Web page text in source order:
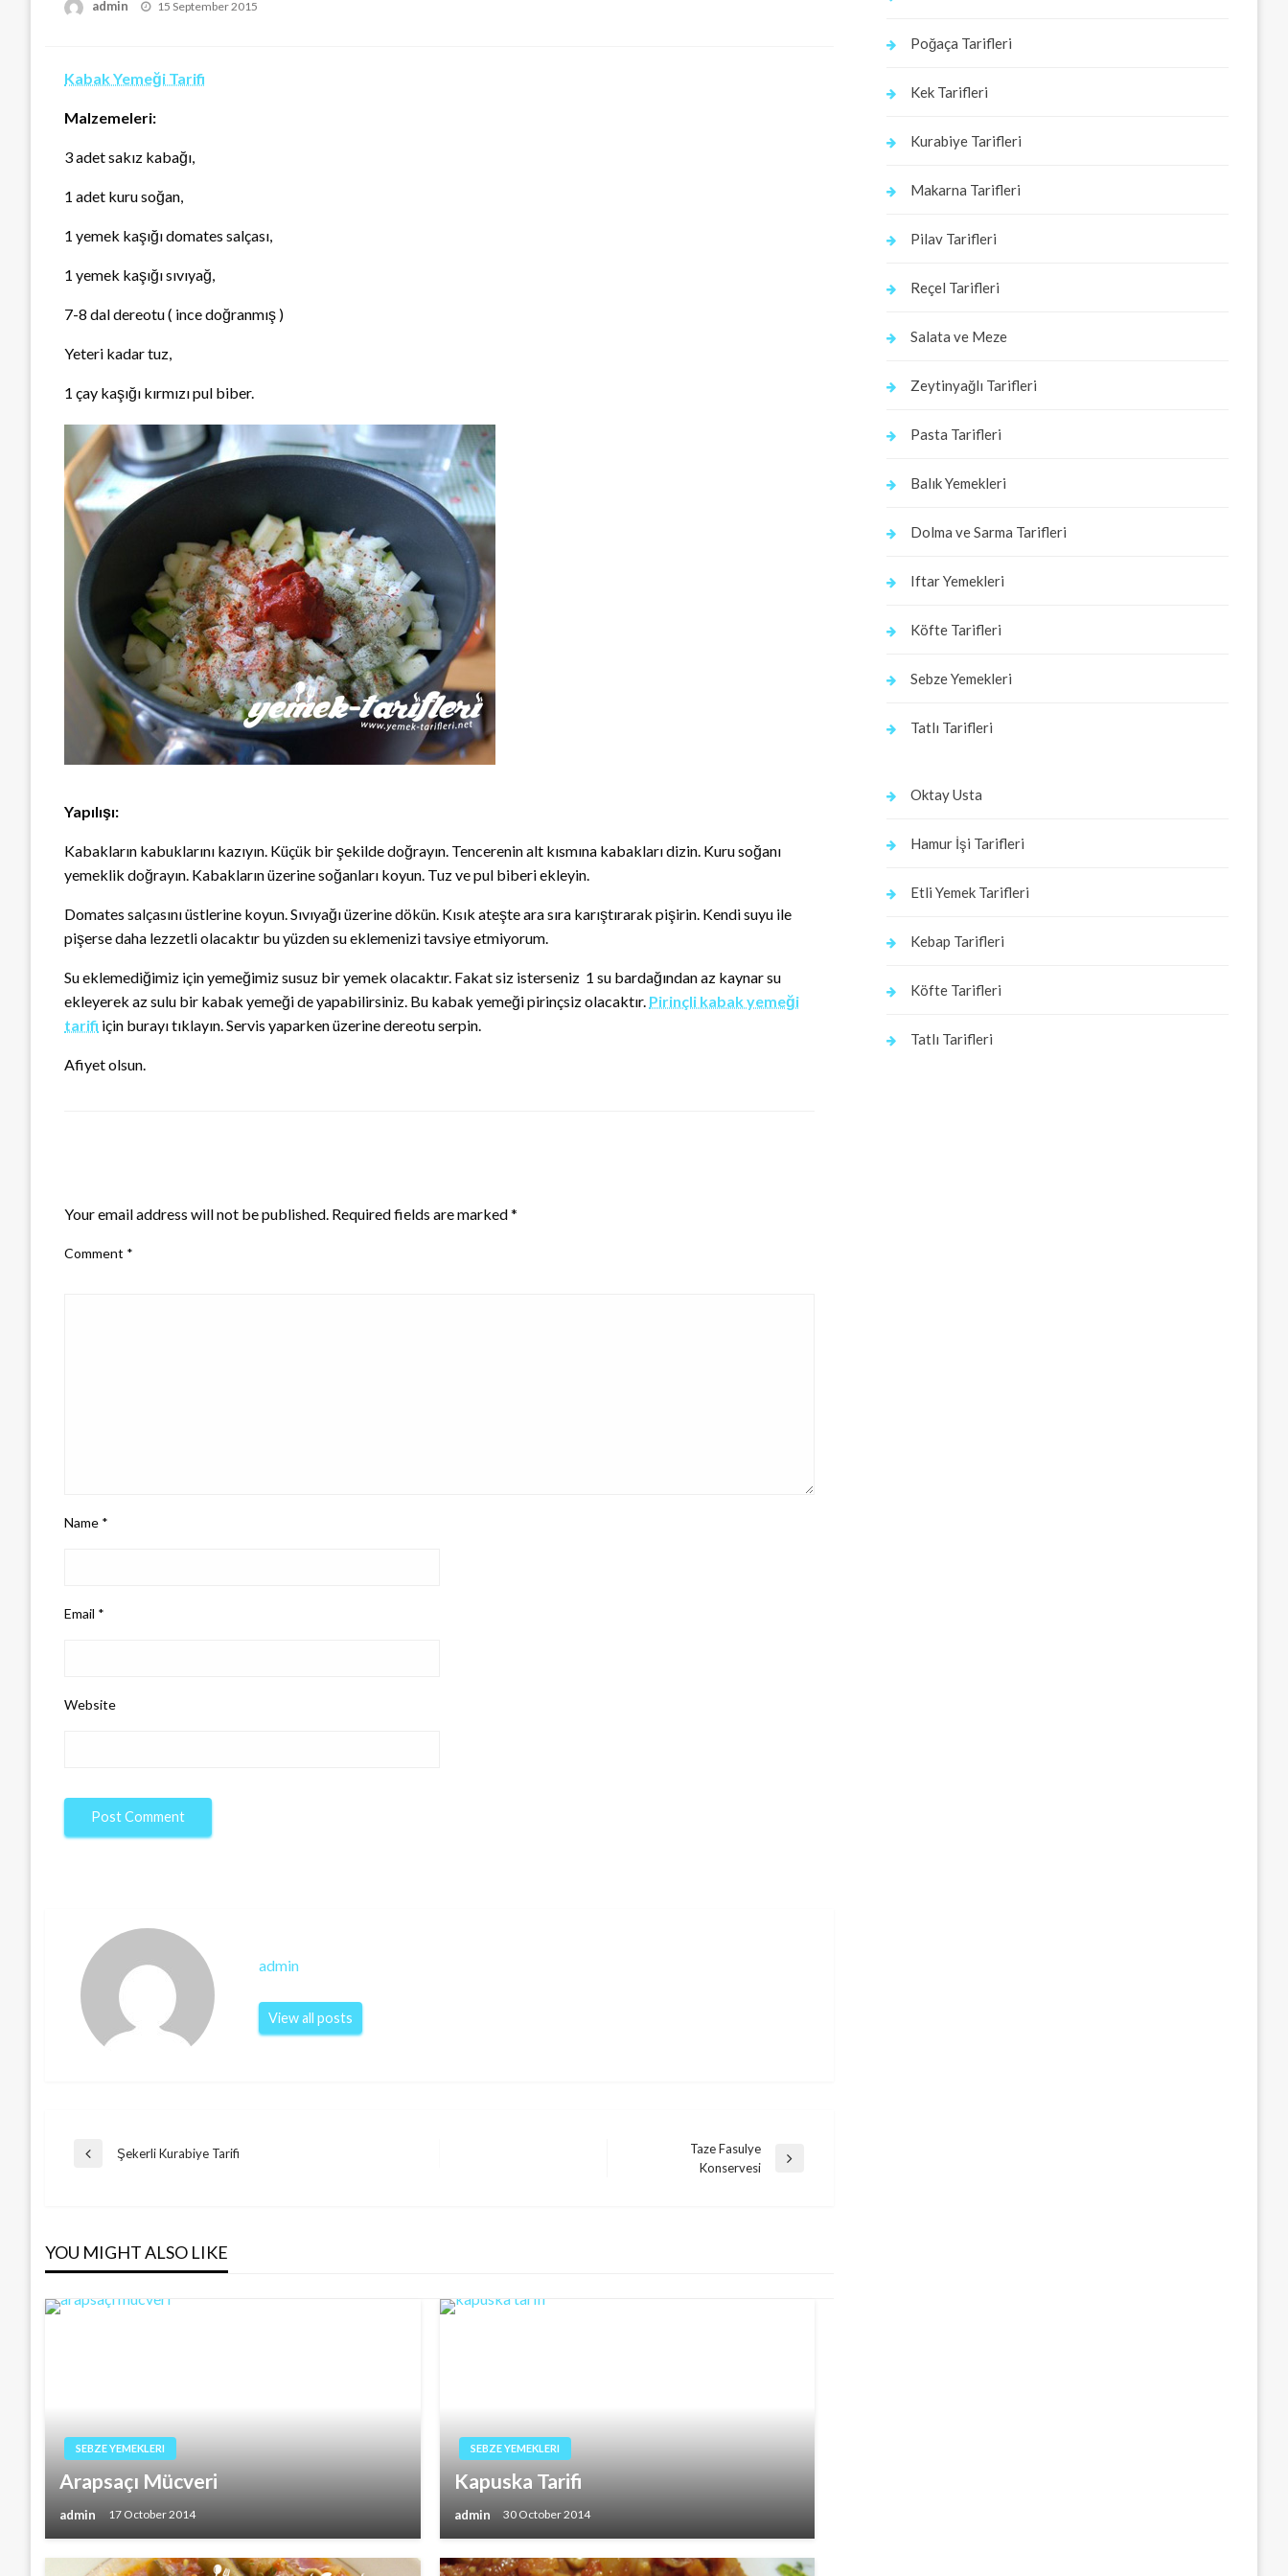
admin
Posted
15 September 2015
Kabak Yemeği Tarifi
Malzemeleri:
3 adet sakız kabağı,
1 adet kuru soğan,
1 yemek kaşığı domates salçası,
1 yemek kaşığı sıvıyağ,
7-8 dal dereotu ( ince doğranmış )
Yeteri kadar tuz,
1 çay kaşığı kırmızı pul biber.
Yapılışı:
Kabakların kabuklarını kazıyın. Küçük bir şekilde doğrayın. Tencerenin alt kısmına kabakları dizin. Kuru soğanı
yemeklik doğrayın. Kabakların üzerine soğanları koyun. Tuz ve pul biberi ekleyin.
Domates salçasını üstlerine koyun. Sıvıyağı üzerine dökün. Kısık ateşte ara sıra karıştırarak pişirin. Kendi suyu ile
pişerse daha lezzetli olacaktır bu yüzden su eklemenizi tavsiye etmiyorum.
Su eklemediğimiz için yemeğimiz susuz bir yemek olacaktır. Fakat siz isterseniz 1 su bardağından az kaynar su
ekleyerek az sulu bir kabak yemeği de yapabilirsiniz. Bu kabak yemeği pirinçsiz olacaktır. Pirinçli kabak yemeği
tarifi için burayı tıklayın. Servis yaparken üzerine dereotu serpin.
Afiyet olsun.
Your email address will not be published. Required fields are marked*
Comment *
Name *
Email *
Website
admin
View all posts
Post
Previous
Şekerli Kurabiye Tarifi
Taze Fasulye
Konservesi
YOU MIGHT ALSO LIKE
SEBZE YEMEKLERI
Arapsaçı Mücveri
admin 17 October 2014
SEBZE YEMEKLERI
Kapuska Tarifi
admin 30 October 2014
Poğaça Tarifleri
Kek Tarifleri
Kurabiye Tarifleri
Makarna Tarifleri
Pilav Tarifleri
Reçel Tarifleri
Salata ve Meze
Zeytinyağlı Tarifleri
Pasta Tarifleri
Balık Yemekleri
Dolma ve Sarma Tarifleri
Iftar Yemekleri
Köfte Tarifleri
Sebze Yemekleri
Tatlı Tarifleri
Oktay Usta
Hamur İşi Tarifleri
Etli Yemek Tarifleri
Kebap Tarifleri
Köfte Tarifleri
Tatlı Tarifleri